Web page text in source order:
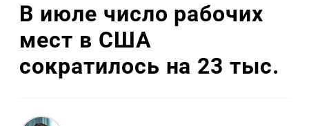
В июле число рабочих
мест в США
сократилось на 23 тыс.